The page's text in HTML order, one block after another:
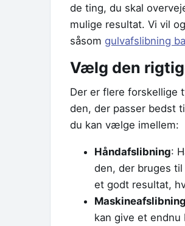
de ting, du skal
mulige resultat. Vi vil
såsom gulvafslibning
Vælg den
Der er flere forskellige
den, der passer bedst
du kan vælge imellem:
Håndafslibning:
den, der bruges
et godt resultat,
Maskineafslibning
kan give et